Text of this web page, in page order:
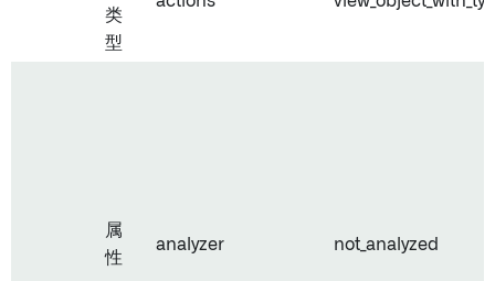
类
型
属
性
analyzer not_analyzed